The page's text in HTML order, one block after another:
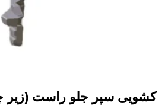
کشویی سپر جلو راست (زیر